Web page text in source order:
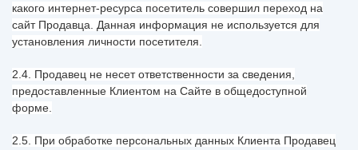
какого интернет-ресурса посетитель совершил переход на
сайт Продавца. Данная информация не используется для
установления личности посетителя.
2.4. Продавец не несет ответственности за сведения,
предоставленные Клиентом на Сайте в общедоступной
форме.
2.5. При обработке персональных данных Клиента Продавец